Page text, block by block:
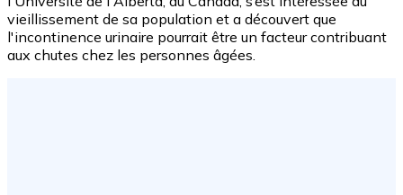
vieillissement de sa population et a découvert que
l'incontinence urinaire pourrait être un facteur contribuant
aux chutes chez les personnes âgées.